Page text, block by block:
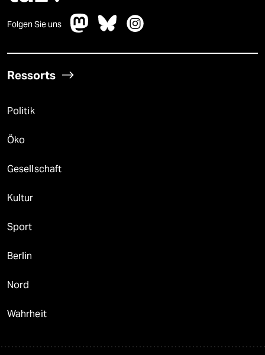
Folgen Sie uns
Ressorts
Politik
Öko
Gesellschaft
Kultur
Sport
Berlin
Nord
Wahrheit